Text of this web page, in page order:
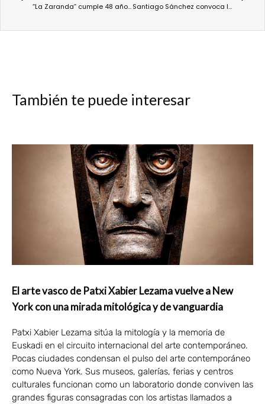
“La Zaranda” cumple 48 años llevando el teatro a los márgenes de la existencia Santiago Sánchez convoca la memoria del mundo en “¿De dónde venimos?”
También te puede interesar
El arte vasco de Patxi Xabier Lezama vuelve a New
York con una mirada mitológica y de vanguardia
Patxi Xabier Lezama sitúa la mitología y la memoria de
Euskadi en el circuito internacional del arte contemporáneo.
Pocas ciudades condensan el pulso del arte contemporáneo
como Nueva York. Sus museos, galerías, ferias y centros
culturales funcionan como un laboratorio donde conviven las
grandes figuras consagradas con los artistas llamados a